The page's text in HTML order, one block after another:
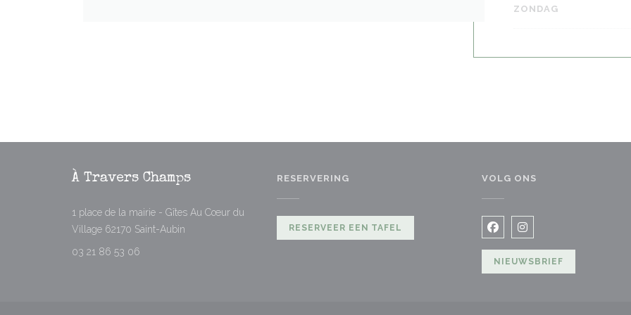
ZONDAG
À Travers Champs
1 place de la mairie - Gîtes Au Cœur du
Village 62170 Saint-Aubin ((opent in een nieuw venster))
03 21 86 53 06
RESERVERING
RESERVEER EEN TAFEL
VOLG ONS
Facebook ((opent in een
Instagram ((opent in
NIEUWSBRIEF